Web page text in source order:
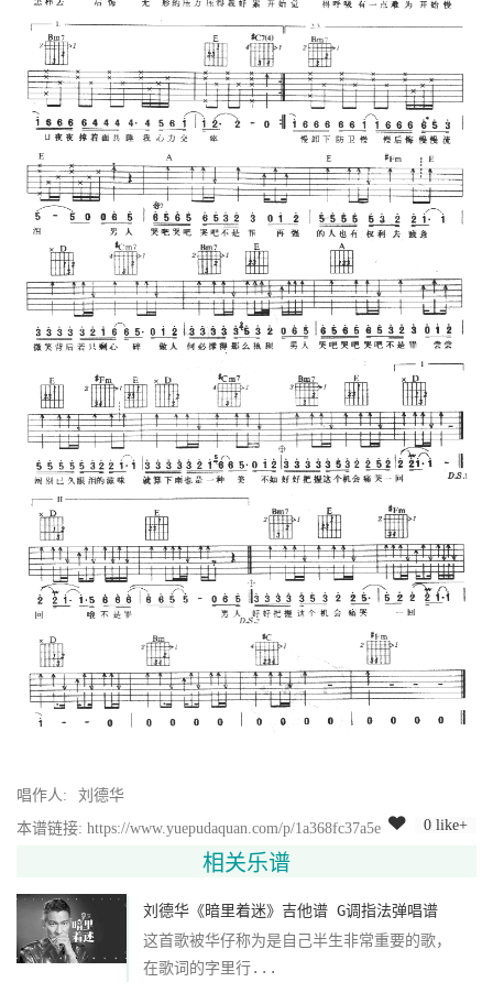
唱作人:
刘德华
本谱链接: https://www.yuepudaquan.com/p/1a368fc37a5e
0 like+
相关乐谱
刘德华《暗里着迷》吉他谱 G调指法弹唱谱
这首歌被华仔称为是自己半生非常重要的歌，
在歌词的字里行...